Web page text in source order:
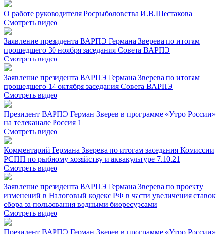
О работе руководителя Росрыболовства И.В.Шестакова
Смотреть видео
Заявление президента ВАРПЭ Германа Зверева по итогам
прошедшего 30 ноября заседания Совета ВАРПЭ
Смотреть видео
Заявление президента ВАРПЭ Германа Зверева по итогам
прошедшего 14 октября заседания Совета ВАРПЭ
Смотреть видео
Президент ВАРПЭ Герман Зверев в программе «Утро России»
на телеканале Россия 1
Смотреть видео
Комментарий Германа Зверева по итогам заседания Комиссии
РСПП по рыбному хозяйству и аквакультуре 7.10.21
Смотреть видео
Заявление президента ВАРПЭ Германа Зверева по проекту
изменений в Налоговый кодекс РФ в части увеличения ставок
сбора за пользования водными биоресурсами
Смотреть видео
Президент ВАРПЭ Герман Зверев в программе «Утро России»